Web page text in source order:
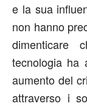
e la sua
non hanno
dimenticare
tecnologia ha
aumento del
attraverso i